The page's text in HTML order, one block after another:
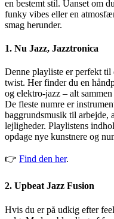
en bestemt stil. Uanset om
funky vibes eller en
smag herunder.
1. Nu Jazz, Jazztronica
Denne playliste er perfekt til
twist. Her finder du en
og elektro-jazz – alt
De fleste numre er
baggrundsmusik til arbejde,
lejligheder. Playlistens
opdage nye kunstnere og
👉 Find den her.
2. Upbeat Jazz Fusion
Hvis du er på udkig efter